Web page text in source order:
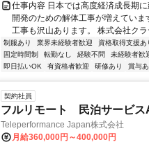
仕事内容 日本では高度経済成長期
開発のための解体工事が増えてい
工事も沢山あります。 株式会社ク
制服あり 業界未経験者歓迎 資格取得支援あ
固定時間制
転勤なし 経験不問 未経験者歓
即日払いOK
有資格者歓迎 研修あり 賞与あ
契約社員
フルリモート 民泊サービス
Teleperformance Japan株式会社
月給360,000円～400,000円